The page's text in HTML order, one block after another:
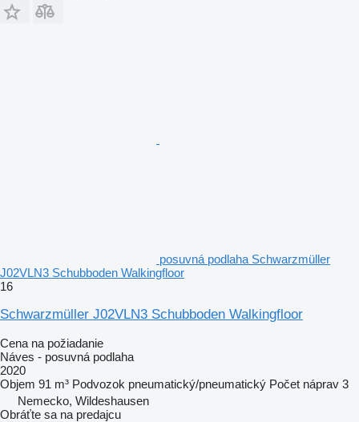
posuvná podlaha Schwarzmüller
J02VLN3 Schubboden Walkingfloor
16
Schwarzmüller J02VLN3 Schubboden Walkingfloor
Cena na požiadanie
Náves - posuvná podlaha
2020
Objem 91 m³ Podvozok pneumatický/pneumatický Počet náprav 3
Nemecko, Wildeshausen
Obráťte sa na predajcu